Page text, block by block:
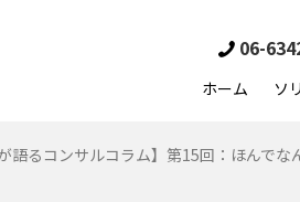
ホーム ソ
06-
語るコンサルコラム】第15回：ほんでな